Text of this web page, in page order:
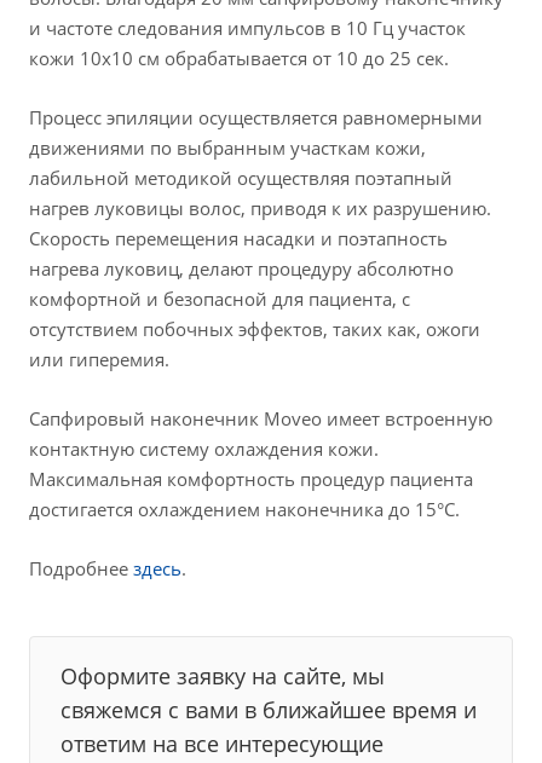
и частоте следования импульсов в 10 Гц участок
кожи 10х10 см обрабатывается от 10 до 25 сек.
Процесс эпиляции осуществляется равномерными
движениями по выбранным участкам кожи,
лабильной методикой осуществляя поэтапный
нагрев луковицы волос, приводя к их разрушению.
Скорость перемещения насадки и поэтапность
нагрева луковиц, делают процедуру абсолютно
комфортной и безопасной для пациента, с
отсутствием побочных эффектов, таких как, ожоги
или гиперемия.
Сапфировый наконечник Moveo имеет встроенную
контактную систему охлаждения кожи.
Максимальная комфортность процедур пациента
достигается охлаждением наконечника до 15°C.
Подробнее здесь.
Оформите заявку на сайте, мы
свяжемся с вами в ближайшее время и
ответим на все интересующие